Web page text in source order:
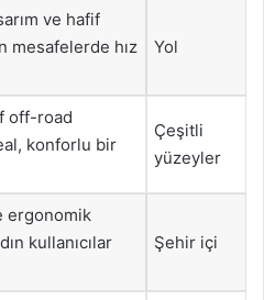
ve hafif
mesafelerde hız
Yol
off-road
konforlu bir
Çeşitli
yüzeyler
ergonomik
kullanıcılar
Şehir içi